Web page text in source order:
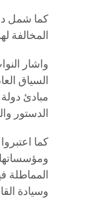
كما شمل
المخالفة
واشار
السياق
مبادئ
الدستور
كما
ومؤسساتها
المماطلة
وسيادة